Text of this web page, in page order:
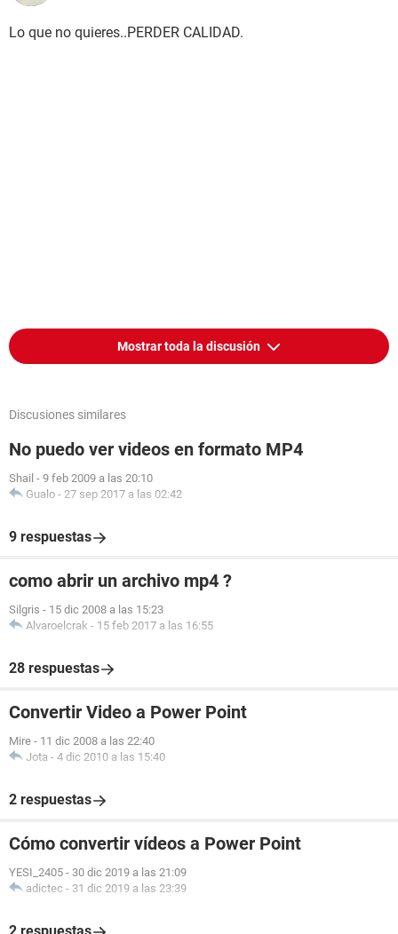
Lo que no quieres..PERDER CALIDAD.
Mostrar toda la discusión
Discusiones similares
No puedo ver videos en formato MP4
Shail - 9 feb 2009 a las 20:10
Gualo - 27 sep 2017 a las 02:42
9 respuestas
como abrir un archivo mp4 ?
Silgris - 15 dic 2008 a las 15:23
Alvaroelcrak - 15 feb 2017 a las 16:55
28 respuestas
Convertir Video a Power Point
Mire - 11 dic 2008 a las 22:40
Jota - 4 dic 2010 a las 15:40
2 respuestas
Cómo convertir vídeos a Power Point
YESI_2405 - 30 dic 2019 a las 21:09
adictec - 31 dic 2019 a las 23:39